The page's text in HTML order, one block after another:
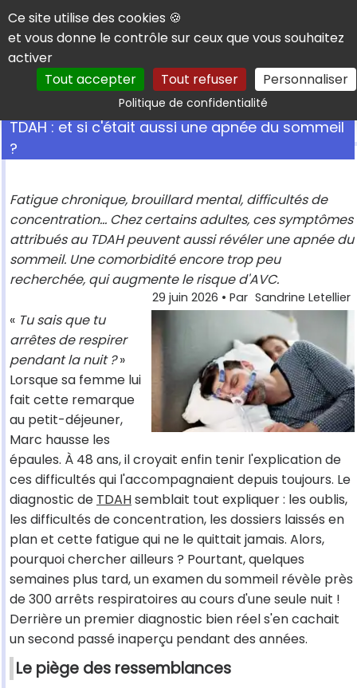
Panneau de gestion des cookies
Ce site utilise des cookies 🍪
et vous donne le contrôle sur ceux que vous souhaitez
activer
Tout accepter
Tout refuser Personnaliser
Politique de confidentialitéRechercher
TDAH : et si c'était aussi une apnée du sommeil
?
Fatigue chronique, brouillard mental, difficultés de
concentration... Chez certains adultes, ces symptômes
attribués au TDAH peuvent aussi révéler une apnée du
sommeil. Une comorbidité encore trop peu
recherchée, qui augmente le risque d'AVC.
29 juin 2026 • Par Sandrine Letellier
« Tu sais que tu
arrêtes de respirer
pendant la nuit ?»
Lorsque sa femme lui
fait cette remarque
au petit-déjeuner,
Marc hausse les
épaules. À 48 ans, il croyait enfin tenir l'explication de
ces difficultés qui l'accompagnaient depuis toujours. Le
diagnostic de TDAHsemblait tout expliquer : les oublis,
les difficultés de concentration, les dossiers laissés en
plan et cette fatigue qui ne le quittait jamais. Alors,
pourquoi chercher ailleurs ? Pourtant, quelques
semaines plus tard, un examen du sommeil révèle près
de 300 arrêts respiratoires au cours d'une seule nuit !
Derrière un premier diagnostic bien réel s'en cachait
un second passé inaperçu pendant des années.
Le piège des ressemblances